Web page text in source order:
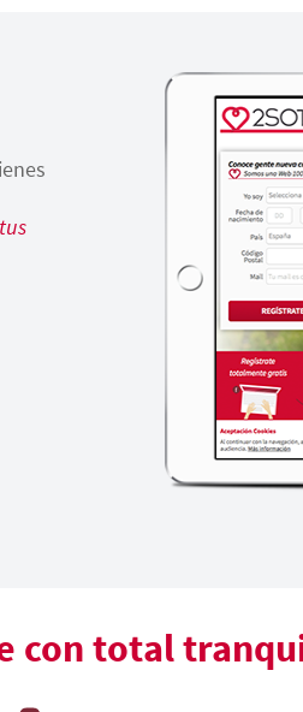
con total